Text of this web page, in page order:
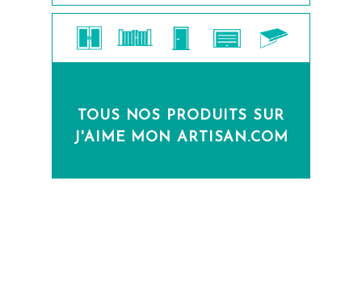
TOUS NOS PRODUITS SUR
J'AIME MON ARTISAN.COM